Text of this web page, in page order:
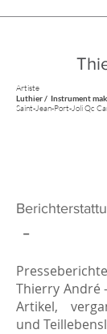
Artiste
Luthier / Instrument
Saint-Jean-Port-Joli Qc
-
Thierry André
Artikel,
und